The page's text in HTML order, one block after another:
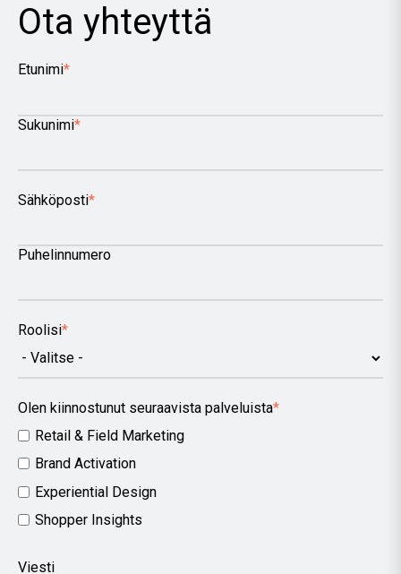
Ota yhteyttä
Etunimi*
Sukunimi*
Sähköposti*
Puhelinnumero
Roolisi*
Olen kiinnostunut seuraavista palveluista*
Retail & Field Marketing
Brand Activation
Experiential Design
Shopper Insights
Viesti